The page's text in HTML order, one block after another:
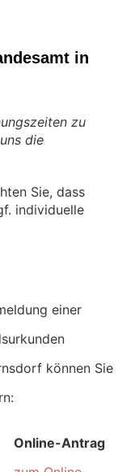
in
zu
die
Sie, dass
individuelle
einer
können Sie
Online-Antrag